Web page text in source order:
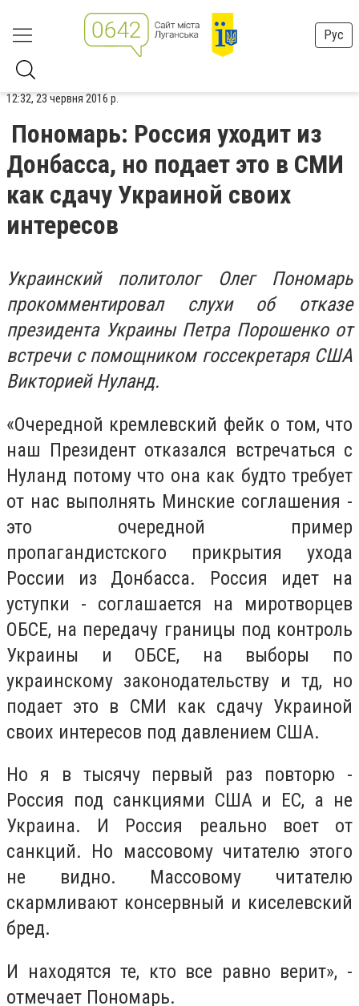
Рус
12:32, 23 червня 2016 р.
Пономарь: Россия уходит из
Донбасса, но подает это в СМИ
как сдачу Украиной своих
интересов
Украинский политолог Олег Пономарь
прокомментировал слухи об отказе
президента Украины Петра Порошенко от
встречи с помощником госсекретаря США
Викторией Нуланд.
«Очередной кремлевский фейк о том, что
наш Президент отказался встречаться с
Нуланд потому что она как будто требует
от нас выполнять Минские соглашения -
это очередной пример
пропагандистского прикрытия ухода
России из Донбасса. Россия идет на
уступки - соглашается на миротворцев
ОБСЕ, на передачу границы под контроль
Украины и ОБСЕ, на выборы по
украинскому законодательству и тд, но
подает это в СМИ как сдачу Украиной
своих интересов под давлением США.
Но я в тысячу первый раз повторю -
Россия под санкциями США и ЕС, а не
Украина. И Россия реально воет от
санкций. Но массовому читателю этого
не видно. Массовому читателю
скармливают консервный и киселевский
бред.
И находятся те, кто все равно верит», -
отмечает Пономарь.